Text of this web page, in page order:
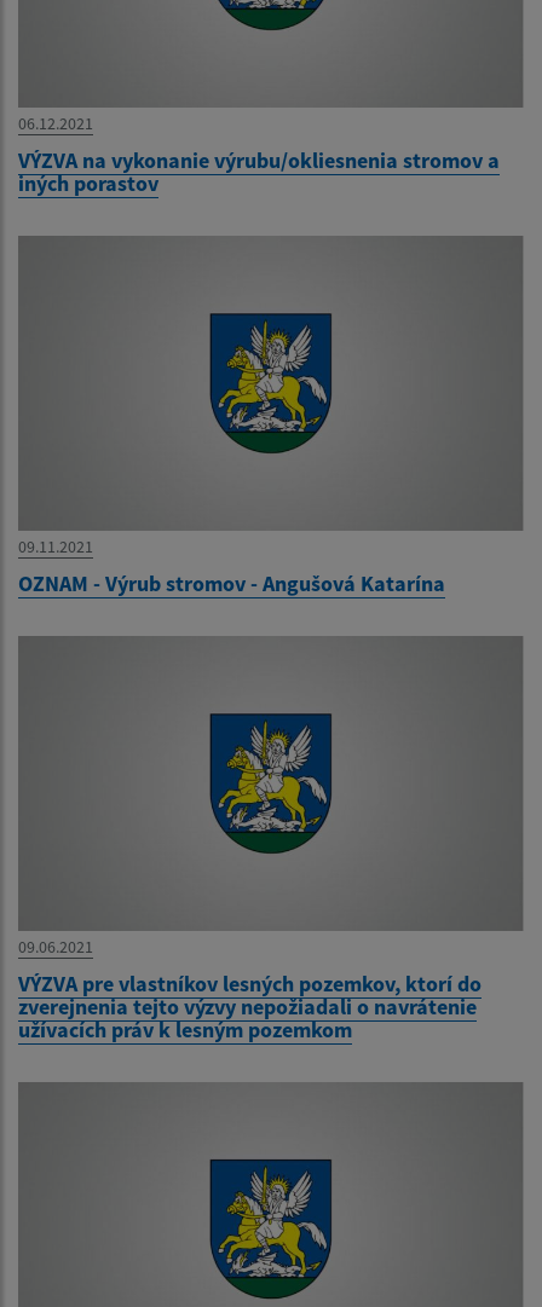
06.12.2021
VÝZVA na vykonanie výrubu/okliesnenia stromov a
iných porastov
09.11.2021
OZNAM - Výrub stromov - Angušová Katarína
09.06.2021
VÝZVA pre vlastníkov lesných pozemkov, ktorí do
zverejnenia tejto výzvy nepožiadali o navrátenie
užívacích práv k lesným pozemkom